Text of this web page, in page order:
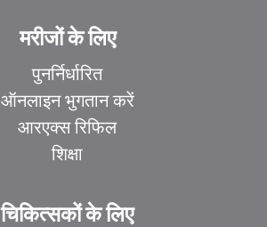
मरीजों के लिए
पुनर्निर्धारित
ऑनलाइन भुगतान करें
आरएक्स रिफिल
शिक्षा
चिकित्सकों के लिए